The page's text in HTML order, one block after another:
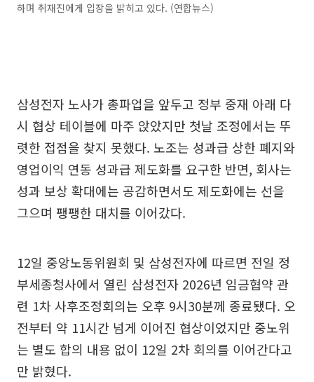
하며 취재진에게 입장을 밝히고 있다. (연합뉴스)
삼성전자 노사가 총파업을 앞두고 정부 중재 아래 다
시 협상 테이블에 마주 앉았지만 첫날 조정에서는 뚜
렷한 접점을 찾지 못했다. 노조는 성과급 상한 폐지와
영업이익 연동 성과급 제도화를 요구한 반면, 회사는
성과 보상 확대에는 공감하면서도 제도화에는 선을
그으며 팽팽한 대치를 이어갔다.
12일 중앙노동위원회 및 삼성전자에 따르면 전일 정
부세종청사에서 열린 삼성전자 2026년 임금협약 관
련 1차 사후조정회의는 오후 9시30분께 종료됐다. 오
전부터 약 11시간 넘게 이어진 협상이었지만 중노위
는 별도 합의 내용 없이 12일 2차 회의를 이어간다고
만 밝혔다.